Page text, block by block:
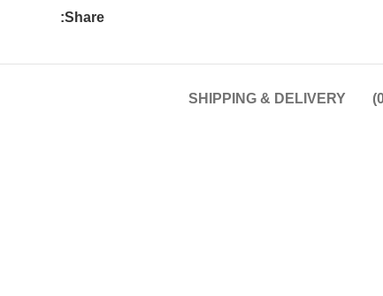
Share:
SHIPPING & DELIVERY